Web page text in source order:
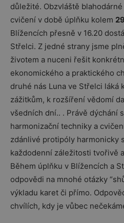
důležité. Obzvláště
cvičení v době úplňku kolem
Blížencích přesně v 16.20
Střelci. Z jedné strany jsme
životem a nuceni řešit
ekonomického a praktického
druhé nás Luna ve Střelci láká
zážitkům, k rozšíření vědomí
všedních dní.. . Právě dýchání
harmonizační techniky a
zdánlivé protipóly harmonicky
každodenní záležitosti tvořivě
Během úplňku v Blížencích a
odpovědi na mnohé otázky
výkladu karet či přímo.
chvílích, kdy je vůbec